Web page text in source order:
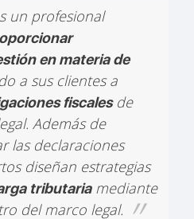
un profesional
en materia de
a sus clientes a
fiscalesde
Además de
las declaraciones
diseñan estrategias
tributariamediante
del marco legal.